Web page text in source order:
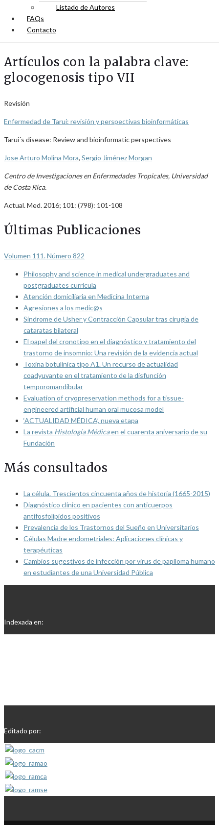
Listado de Autores
FAQs
Contacto
Artículos con la palabra clave:
glocogenosis tipo VII
Revisión
Enfermedad de Tarui: revisión y perspectivas bioinformáticas
Tarui´s disease: Review and bioinformatic perspectives
Jose Arturo Molina Mora, Sergio Jiménez Morgan
Centro de Investigaciones en Enfermedades Tropicales, Universidad
de Costa Rica.
Actual. Med. 2016; 101: (798): 101-108
Últimas Publicaciones
Volumen 111. Número 822
Philosophy and science in medical undergraduates and
postgraduates curricula
Atención domiciliaria en Medicina Interna
Agresiones a los medic@s
Síndrome de Usher y Contracción Capsular tras cirugía de
cataratas bilateral
El papel del cronotipo en el diagnóstico y tratamiento del
trastorno de insomnio: Una revisión de la evidencia actual
Toxina botulínica tipo A1. Un recurso de actualidad
coadyuvante en el tratamiento de la disfunción
temporomandibular
Evaluation of cryopreservation methods for a tissue-
engineered artificial human oral mucosa model
‘ACTUALIDAD MÉDICA’, nueva etapa
La revista Histología Médicaen el cuarenta aniversario de su
Fundación
Más consultados
La célula. Trescientos cincuenta años de historia (1665-2015)
Diagnóstico clínico en pacientes con anticuerpos
antifosfolípidos positivos
Prevalencia de los Trastornos del Sueño en Universitarios
Células Madre endometriales: Aplicaciones clínicas y
terapéuticas
Cambios sugestivos de infección por virus de papiloma humano
en estudiantes de una Universidad Pública
Indexada en:
Editado por: